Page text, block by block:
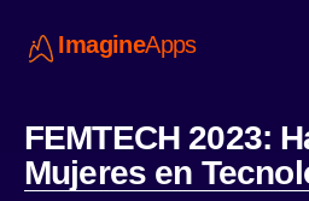
ImagineApps
FEMTECH 2023:
Mujeres en